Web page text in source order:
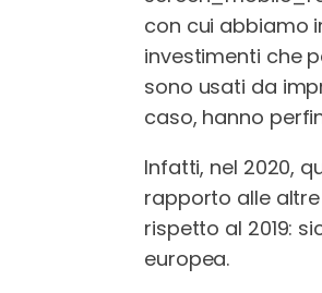
con cui abbiamo
investimenti che
sono usati da
caso, hanno
Infatti, nel 2020,
rapporto alle altre
rispetto al 2019:
europea.